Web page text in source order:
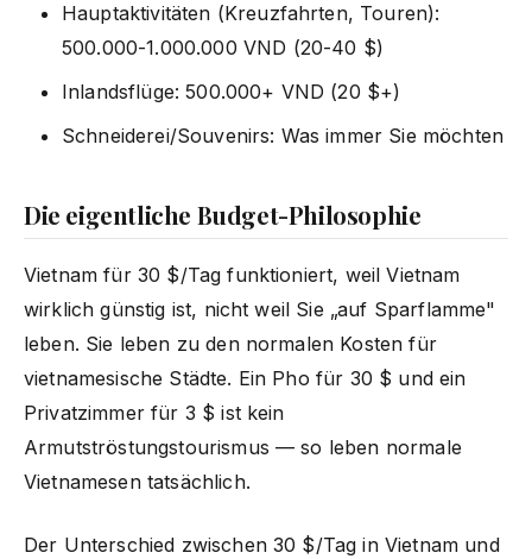
Hauptaktivitäten (Kreuzfahrten, Touren):
500.000-1.000.000 VND (20-40 $)
Inlandsflüge: 500.000+ VND (20 $+)
Schneiderei/Souvenirs: Was immer Sie möchten
Die eigentliche Budget-Philosophie
Vietnam für 30 $/Tag funktioniert, weil Vietnam
wirklich günstig ist, nicht weil Sie „auf Sparflamme"
leben. Sie leben zu den normalen Kosten für
vietnamesische Städte. Ein Pho für 30 $ und ein
Privatzimmer für 3 $ ist kein
Armutströstungstourismus — so leben normale
Vietnamesen tatsächlich.
Der Unterschied zwischen 30 $/Tag in Vietnam und